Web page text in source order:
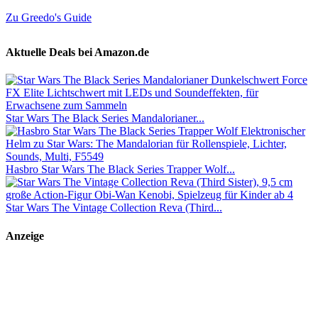
Zu Greedo's Guide
Aktuelle Deals bei Amazon.de
Star Wars The Black Series Mandalorianer...
Hasbro Star Wars The Black Series Trapper Wolf...
Star Wars The Vintage Collection Reva (Third...
Anzeige